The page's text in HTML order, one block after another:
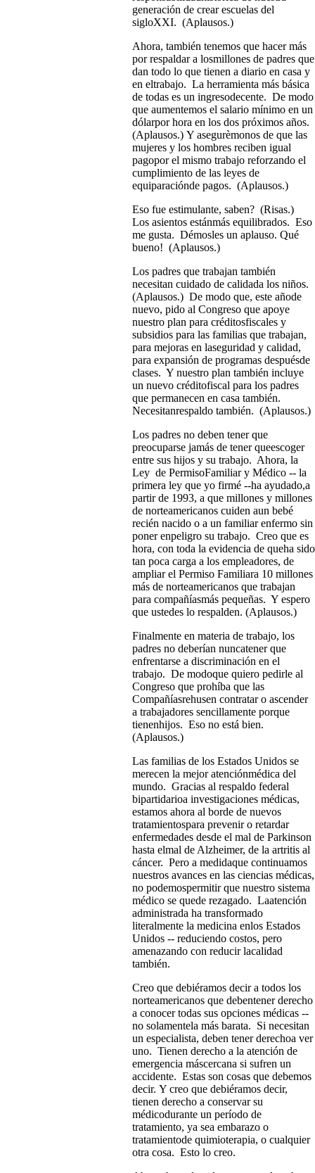
generación de crear escuelas del
sigloXXI. (Aplausos.)
Ahora, también tenemos que hacer más
por respaldar a losmillones de padres que
dan todo lo que tienen a diario en casa y
en eltrabajo. La herramienta más básica
de todas es un ingresodecente. De modo
que aumentemos el salario mínimo en un
dólarpor hora en los dos próximos años.
(Aplausos.) Y asegurèmonos de que las
mujeres y los hombres reciben igual
pagopor el mismo trabajo reforzando el
cumplimiento de las leyes de
equiparaciónde pagos. (Aplausos.)
Eso fue estimulante, saben? (Risas.)
Los asientos estánmás equilibrados. Eso
me gusta. Démosles un aplauso. Qué
bueno! (Aplausos.)
Los padres que trabajan también
necesitan cuidado de calidada los niños.
(Aplausos.) De modo que, este añode
nuevo, pido al Congreso que apoye
nuestro plan para créditosfiscales y
subsidios para las familias que trabajan,
para mejoras en laseguridad y calidad,
para expansión de programas despuésde
clases. Y nuestro plan también incluye
un nuevo créditofiscal para los padres
que permanecen en casa también.
Necesitanrespaldo también. (Aplausos.)
Los padres no deben tener que
preocuparse jamás de tener queescoger
entre sus hijos y su trabajo. Ahora, la
Ley de PermisoFamiliar y Médico -- la
primera ley que yo firmé --ha ayudado,a
partir de 1993, a que millones y millones
de norteamericanos cuiden aun bebé
recién nacido o a un familiar enfermo sin
poner enpeligro su trabajo. Creo que es
hora, con toda la evidencia de queha sido
tan poca carga a los empleadores, de
ampliar el Permiso Familiara 10 millones
más de norteamericanos que trabajan
para compañíasmás pequeñas. Y espero
que ustedes lo respalden. (Aplausos.)
Finalmente en materia de trabajo, los
padres no deberían nuncatener que
enfrentarse a discriminación en el
trabajo. De modoque quiero pedirle al
Congreso que prohíba que las
Compañíasrehusen contratar o ascender
a trabajadores sencillamente porque
tienenhijos. Eso no está bien.
(Aplausos.)
Las familias de los Estados Unidos se
merecen la mejor atenciónmédica del
mundo. Gracias al respaldo federal
bipartidarioa investigaciones médicas,
estamos ahora al borde de nuevos
tratamientospara prevenir o retardar
enfermedades desde el mal de Parkinson
hasta elmal de Alzheimer, de la artritis al
cáncer. Pero a medidaque continuamos
nuestros avances en las ciencias médicas,
no podemospermitir que nuestro sistema
médico se quede rezagado. Laatención
administrada ha transformado
literalmente la medicina enlos Estados
Unidos -- reduciendo costos, pero
amenazando con reducir lacalidad
también.
Creo que debiéramos decir a todos los
norteamericanos que debentener derecho
a conocer todas sus opciones médicas --
no solamentela más barata. Si necesitan
un especialista, deben tener derechoa ver
uno. Tienen derecho a la atención de
emergencia máscercana si sufren un
accidente. Estas son cosas que debemos
decir. Y creo que debiéramos decir,
tienen derecho a conservar su
médicodurante un período de
tratamiento, ya sea embarazo o
tratamientode quimioterapia, o cualquier
otra cosa. Esto lo creo.